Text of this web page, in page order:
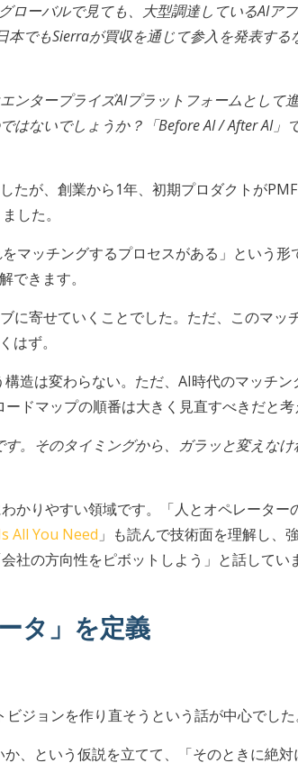
ローバルで見ても、大型調達しているAIア
でもSierraが買収を通じて参入を発表する
ンタープライズAIプラットフォームとして
ないでしょうか？「Before AI / After AI」
が、創業から1年、初期プロダクトがPMF
した。
マッチングするプロセスがある」という形
できます。
に寄せていくことでした。ただ、このマッ
はず。
造は変わらない。ただ、AI時代のマッチン
ドマップの順番は大きく見直すべきだと考
。そのタイミングから、ガラッと変えな
かりやすい領域です。「人とオペレーター
All You Need 」も読んで技術面を理解し、
の方向性をピボットしよう」と話してい
タ」を定義
ジョンを作り直そうという話が中心でした
、という仮説を立てて、「そのときに絶対